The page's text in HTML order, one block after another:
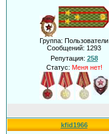
Группа: Пользователи
Сообщений: 1293
Репутация: 258
Статус: Меня нет!
kfid1966